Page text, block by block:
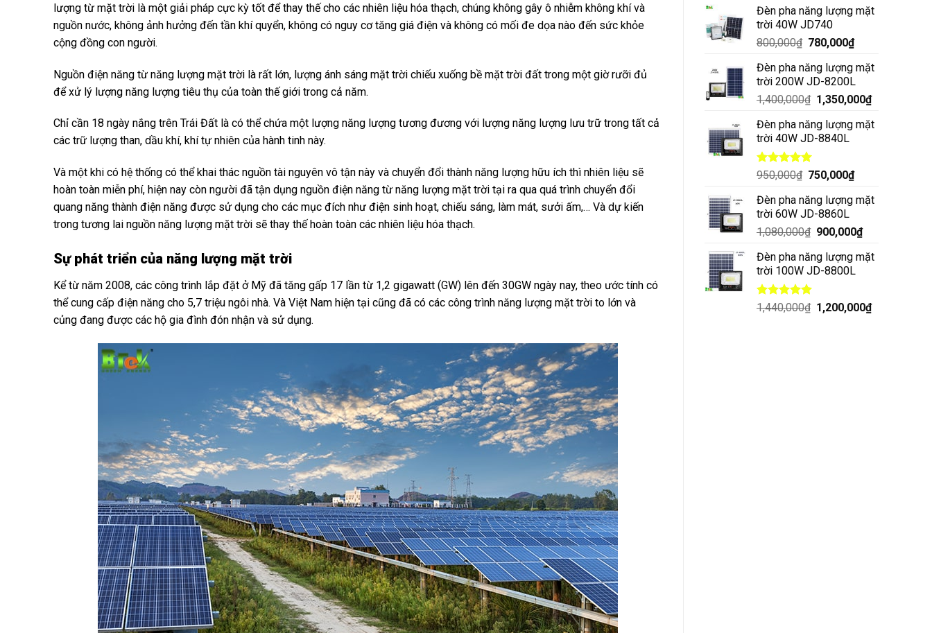
lượng từ mặt trời là một giải pháp cực kỳ tốt để thay thế cho các nhiên liệu hóa thạch, chúng không gây ô nhiễm không khí và
nguồn nước, không ảnh hưởng đến tần khí quyển, không có nguy cơ tăng giá điện và không có mối đe dọa nào đến sức khỏe
cộng đồng con người.
Nguồn điện năng từ năng lượng mặt trời là rất lớn, lượng ánh sáng mặt trời chiếu xuống bề mặt trời đất trong một giờ rưỡi đủ
để xử lý lượng năng lượng tiêu thụ của toàn thế giới trong cả năm.
Chỉ cần 18 ngày nắng trên Trái Đất là có thể chứa một lượng năng lượng tương đương với lượng năng lượng lưu trữ trong tất cả
các trữ lượng than, dầu khí, khí tự nhiên của hành tinh này.
Và một khi có hệ thống có thể khai thác nguồn tài nguyên vô tận này và chuyển đổi thành năng lượng hữu ích thì nhiên liệu sẽ
hoàn toàn miễn phí, hiện nay còn người đã tận dụng nguồn điện năng từ năng lượng mặt trời tại ra qua quá trình chuyển đổi
quang năng thành điện năng được sử dụng cho các mục đích như điện sinh hoạt, chiếu sáng, làm mát, sưởi ấm,… Và dự kiến
trong tương lai nguồn năng lượng mặt trời sẽ thay thế hoàn toàn các nhiên liệu hóa thạch.
Sự phát triển của năng lượng mặt trời
Kể từ năm 2008, các công trình lắp đặt ở Mỹ đã tăng gấp 17 lần từ 1,2 gigawatt (GW) lên đến 30GW ngày nay, theo ước tính có
thể cung cấp điện năng cho 5,7 triệu ngôi nhà. Và Việt Nam hiện tại cũng đã có các công trình năng lượng mặt trời to lớn và
củng đang được các hộ gia đình đón nhận và sử dụng.
Đèn pha năng lượng mặt
trời 40W JD740
800,000₫ 780,000₫
Đèn pha năng lượng mặt
trời 200W JD-8200L
1,400,000₫ 1,350,000₫
Đèn pha năng lượng mặt
trời 40W JD-8840L
Được xếp
5.00
5 sao
950,000₫ 750,000₫
Đèn pha năng lượng mặt
trời 60W JD-8860L
1,080,000₫ 900,000₫
Đèn pha năng lượng mặt
trời 100W JD-8800L
Được xếp
1,440,000₫ 1,200,000₫